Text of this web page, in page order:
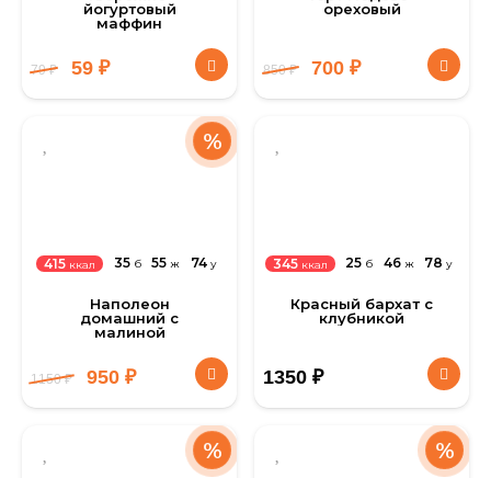
йогуртовый
маффин
79₽ 59₽
ореховый
850₽ 700₽
415 ккал 35б 55 ж 74у
%
Наполеон
домашний с
малиной
1150₽ 950₽
345ккал 25 б 46ж 78 у
Красный бархат с
клубникой
1350 ₽
% %